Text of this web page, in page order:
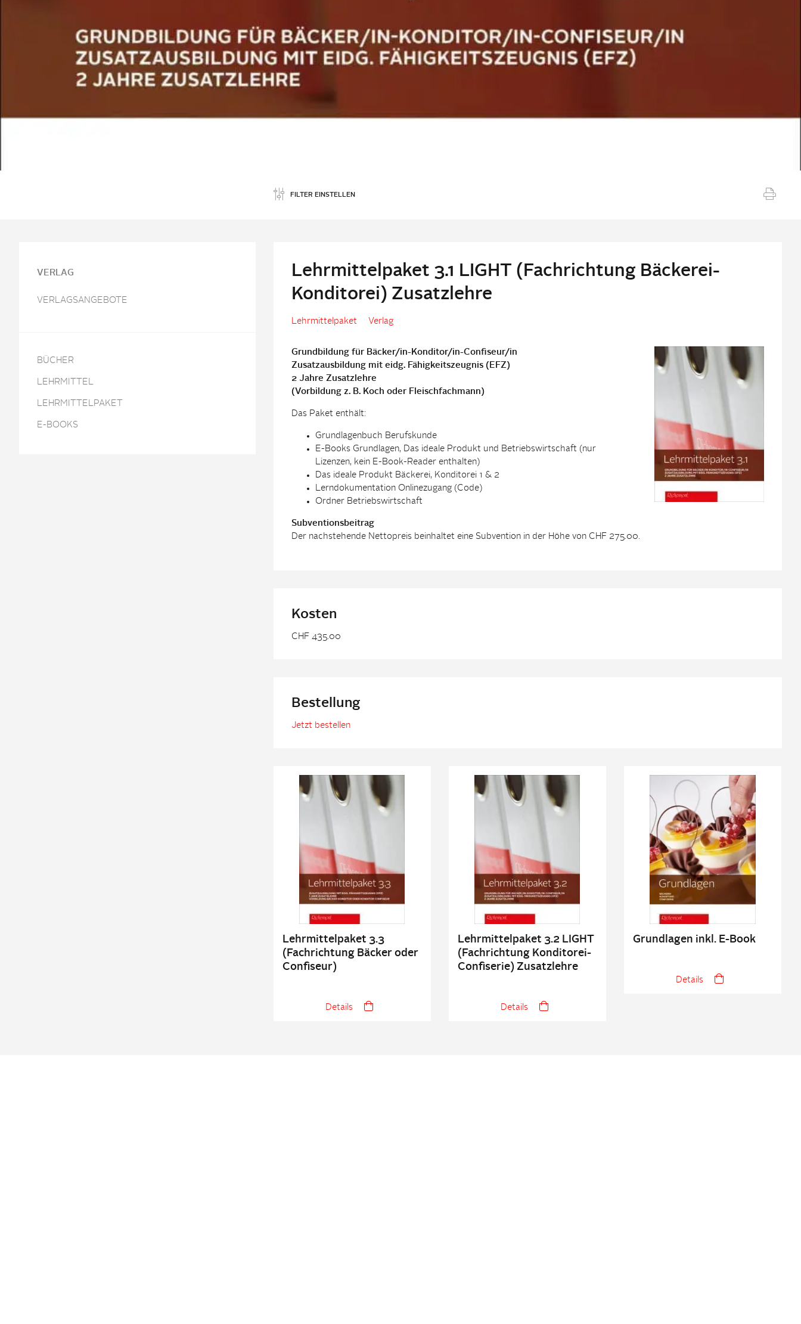
FILTER EINSTELLEN
VERLAG
VERLAGSANGEBOTE
BÜCHER
LEHRMITTEL
LEHRMITTELPAKET
E-BOOKS
Lehrmittelpaket 3.1 LIGHT (Fachrichtung Bäckerei-
Konditorei) Zusatzlehre
Lehrmittelpaket Verlag
Grundbildung für Bäcker/in-Konditor/in-Confiseur/in
Zusatzausbildung mit eidg. Fähigkeitszeugnis (EFZ)
2 Jahre Zusatzlehre
(Vorbildung z. B. Koch oder Fleischfachmann)
Das Paket enthält:
Grundlagenbuch Berufskunde
E-Books Grundlagen, Das ideale Produkt und Betriebswirtschaft (nur
Lizenzen, kein E-Book-Reader enthalten)
Das ideale Produkt Bäckerei, Konditorei 1 & 2
Lerndokumentation Onlinezugang (Code)
Ordner Betriebswirtschaft
Subventionsbeitrag
Der nachstehende Nettopreis beinhaltet eine Subvention in der Höhe von CHF 275.00.
Kosten
CHF 435.00
Bestellung
Jetzt bestellen
Lehrmittelpaket 3.3
(Fachrichtung Bäcker oder
Confiseur)
Details
Lehrmittelpaket 3.2 LIGHT
(Fachrichtung Konditorei-
Confiserie) Zusatzlehre
Details
Grundlagen inkl. E-Book
Details